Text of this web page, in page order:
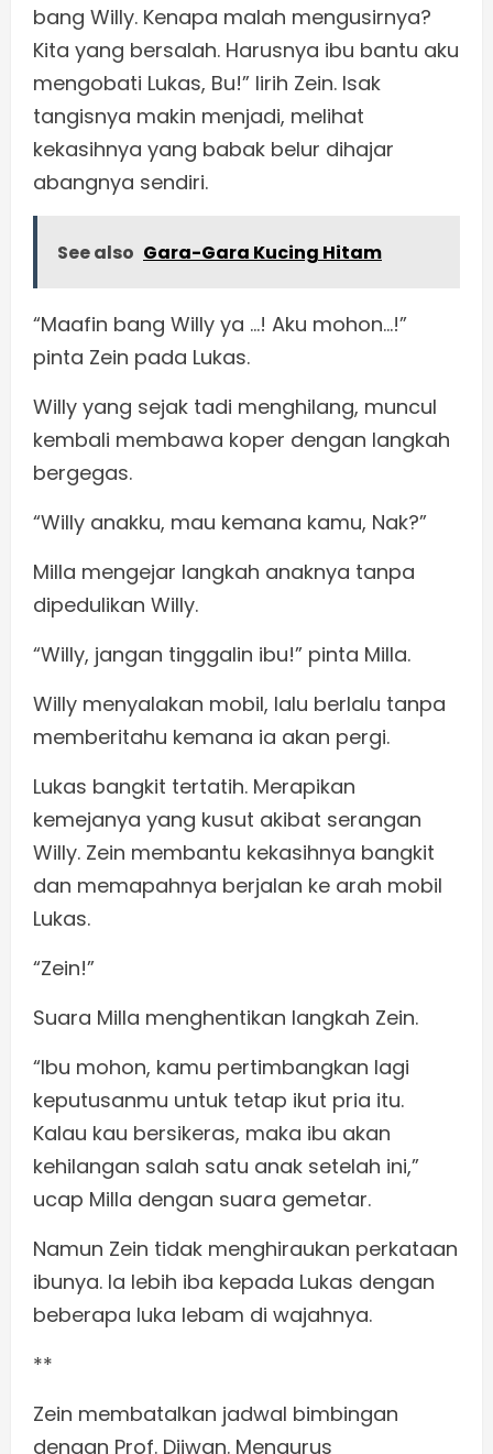
bang Willy. Kenapa malah mengusirnya?
Kita yang bersalah. Harusnya ibu bantu aku
mengobati Lukas, Bu!” lirih Zein. Isak
tangisnya makin menjadi, melihat
kekasihnya yang babak belur dihajar
abangnya sendiri.
See also Gara-Gara Kucing Hitam
“Maafin bang Willy ya …! Aku mohon…!”
pinta Zein pada Lukas.
Willy yang sejak tadi menghilang, muncul
kembali membawa koper dengan langkah
bergegas.
“Willy anakku, mau kemana kamu, Nak?”
Milla mengejar langkah anaknya tanpa
dipedulikan Willy.
“Willy, jangan tinggalin ibu!” pinta Milla.
Willy menyalakan mobil, lalu berlalu tanpa
memberitahu kemana ia akan pergi.
Lukas bangkit tertatih. Merapikan
kemejanya yang kusut akibat serangan
Willy. Zein membantu kekasihnya bangkit
dan memapahnya berjalan ke arah mobil
Lukas.
“Zein!”
Suara Milla menghentikan langkah Zein.
“Ibu mohon, kamu pertimbangkan lagi
keputusanmu untuk tetap ikut pria itu.
Kalau kau bersikeras, maka ibu akan
kehilangan salah satu anak setelah ini,”
ucap Milla dengan suara gemetar.
Namun Zein tidak menghiraukan perkataan
ibunya. Ia lebih iba kepada Lukas dengan
beberapa luka lebam di wajahnya.
**
Zein membatalkan jadwal bimbingan
dengan Prof. Djiwan. Mengurus